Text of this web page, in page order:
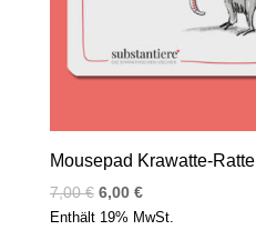
Mousepad Krawatte-Ratte
7,00€ 6,00 €
Enthält 19% MwSt.